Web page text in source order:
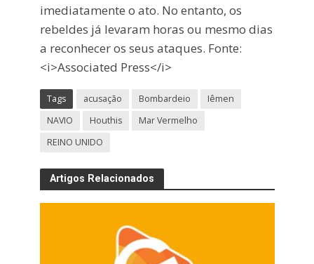
imediatamente o ato. No entanto, os
rebeldes já levaram horas ou mesmo dias
a reconhecer os seus ataques. Fonte:
<i>Associated Press</i>
Tags acusação Bombardeio
Iêmen
NAVIO
Houthis
Mar Vermelho
REINO UNIDO
Artigos Relacionados